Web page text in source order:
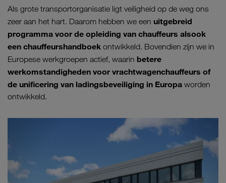
Als grote transportorganisatie ligt veiligheid op de weg ons
zeer aan het hart. Daarom hebben we een uitgebreid
programma voor de opleiding van chauffeurs alsook
een chauffeurshandboek ontwikkeld. Bovendien zijn we in
Europese werkgroepen actief, waarin betere
werkomstandigheden voor vrachtwagenchauffeurs of
de unificering van ladingsbeveiliging in Europa worden
ontwikkeld.